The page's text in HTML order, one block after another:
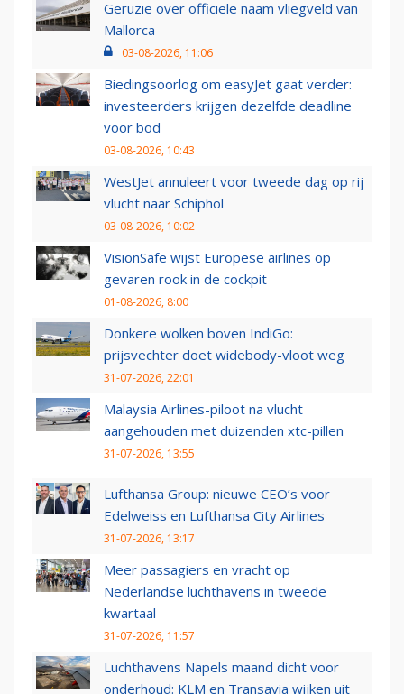
Geruzie over officiële naam vliegveld van
Mallorca
03-08-2026, 11:06
Biedingsoorlog om easyJet gaat verder:
investeerders krijgen dezelfde deadline
voor bod
03-08-2026, 10:43
WestJet annuleert voor tweede dag op rij
vlucht naar Schiphol
03-08-2026, 10:02
VisionSafe wijst Europese airlines op
gevaren rook in de cockpit
01-08-2026, 8:00
Donkere wolken boven IndiGo:
prijsvechter doet widebody-vloot weg
31-07-2026, 22:01
Malaysia Airlines-piloot na vlucht
aangehouden met duizenden xtc-pillen
31-07-2026, 13:55
Lufthansa Group: nieuwe CEO’s voor
Edelweiss en Lufthansa City Airlines
31-07-2026, 13:17
Meer passagiers en vracht op
Nederlandse luchthavens in tweede
kwartaal
31-07-2026, 11:57
Luchthavens Napels maand dicht voor
onderhoud: KLM en Transavia wijken uit